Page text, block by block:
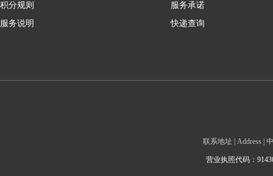
积分规则
服务说明
服务承诺
快递查询
联系地址 | Address |
营业执照代码：